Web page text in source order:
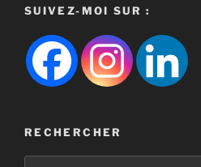
SUIVEZ-MOI SUR :
RECHERCHER